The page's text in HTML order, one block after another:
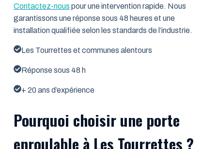
Contactez-nous pour une intervention rapide. Nous
garantissons une réponse sous 48 heures et une
installation qualifiée selon les standards de l’industrie.
Les Tourrettes et communes alentours
Réponse sous 48 h
+ 20 ans d’expérience
Pourquoi choisir une porte
enroulable à Les Tourrettes ?